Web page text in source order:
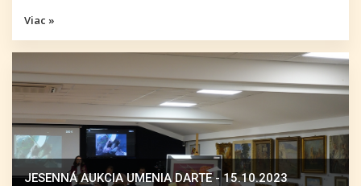
Viac »
JESENNÁ AUKCIA UMENIA DARTE - 15.10.2023